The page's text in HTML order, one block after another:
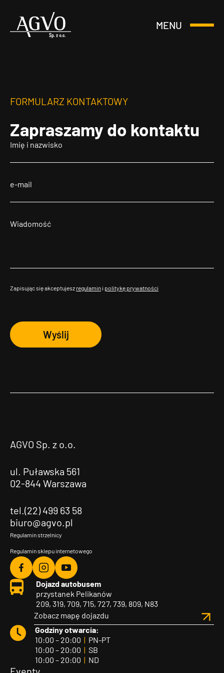
Header
MENU
Otwórz
FORMULARZ KONTAKTOWY
Zapraszamy do kontaktu
Zapisując się akceptujesz regulamin i politykę prywatności
Wyślij
AGVO Sp. z o.o.
ul. Puławska 561
02-844 Warszawa
tel.(22) 499 63 58
biuro@agvo.pl
Regulamin strzelnicy
Regulamin sklepu internetowego
Agvo
Facebook
Agvo
Instagram
Agvo
YouTube
Dojazd autobusem
przystanek Pelikanów
209, 319, 709, 715, 727, 739, 809, N83
Zobacz mapę dojazdu
Godziny otwarcia:
10:00 – 20:00 | PN-PT
10:00 – 20:00 | SB
10:00 – 20:00 | ND